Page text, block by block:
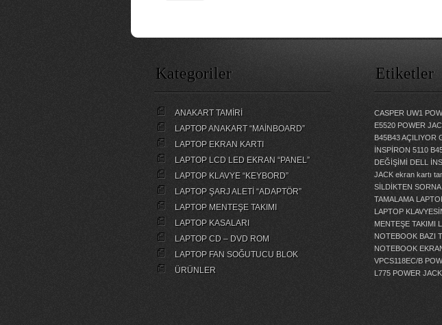
Kategoriler
ANAKART TAMİRİ
LAPTOP ANAKART “MAİNBOARD”
LAPTOP EKRAN KARTI
LAPTOP LCD LED EKRAN “PANEL”
LAPTOP KLAVYE “KEYBORD”
LAPTOP ŞARJ ALETİ “ADAPTÖR”
LAPTOP MENTEŞE TAKIMI
LAPTOP KASALARI
LAPTOP CD – DVD ROM
LAPTOP FAN SOĞUTUCU BLOK
ÜRÜNLER
Etiketler
CASPER UW1
E5520 POWER
B45B43 AÇILIYOR
İNSPİRON 5110
DEĞİŞİMİ
DELL
JACK ekran kartı
SİLDİKTEN SORNA
TAMALAMA
LAPTOP
MENTEŞE TAKIMI
NOTEBOOK BAZI
NOTEBOOK
VPCS118EC/B
L775 POWER JACK